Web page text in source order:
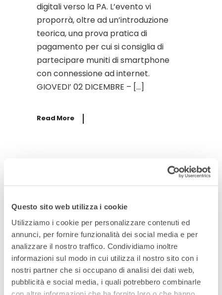
Questo sito web utilizza i cookie
Utilizziamo i cookie per personalizzare contenuti ed
annunci, per fornire funzionalità dei social media e per
analizzare il nostro traffico. Condividiamo inoltre
informazioni sul modo in cui utilizza il nostro sito con i
nostri partner che si occupano di analisi dei dati web,
pubblicità e social media, i quali potrebbero combinarle
digitali verso la PA. L’evento vi
proporrà, oltre ad un’introduzione
teorica, una prova pratica di
pagamento per cui si consiglia di
partecipare muniti di smartphone
con connessione ad internet.
GIOVEDI’ 02 DICEMBRE – […]
Read More
By
12 Maggio 2021
Archivio,Digital Strategy, News,
Pallades
Matteo Zambon
presenta la Web